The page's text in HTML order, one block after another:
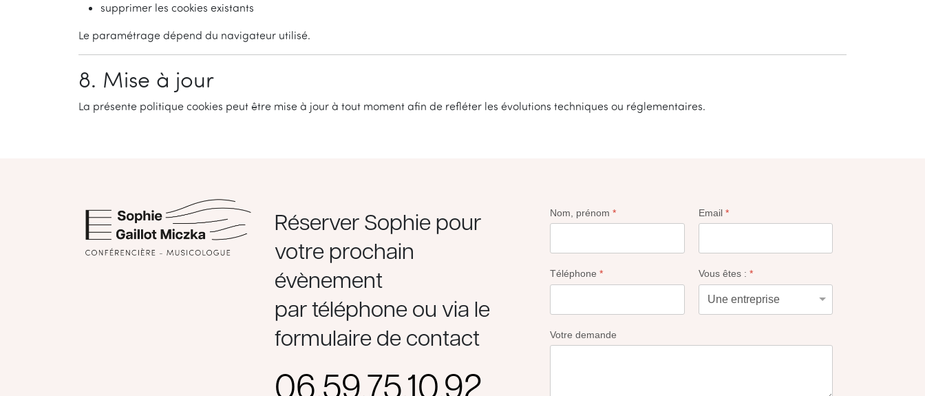
supprimer les cookies existants
Le paramétrage dépend du navigateur utilisé.
8. Mise à jour
La présente politique cookies peut être mise à jour à tout moment afin de refléter les évolutions techniques ou réglementaires.
Réserver Sophie pour
votre prochain
évènement
par téléphone ou via le
formulaire de contact
06.59.75.10.92
Nom, prénom * Email *
Téléphone * Vous êtes : *
Votre demande